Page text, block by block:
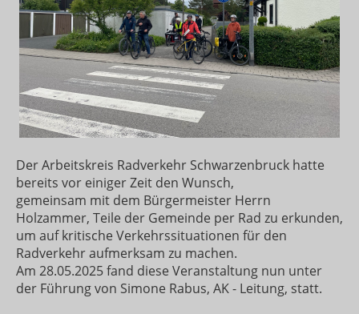
Der Arbeitskreis Radverkehr Schwarzenbruck hatte
bereits vor einiger Zeit den Wunsch,
gemeinsam mit dem Bürgermeister Herrn
Holzammer, Teile der Gemeinde per Rad zu erkunden,
um auf kritische Verkehrssituationen für den
Radverkehr aufmerksam zu machen.
Am 28.05.2025 fand diese Veranstaltung nun unter
der Führung von Simone Rabus, AK - Leitung, statt.